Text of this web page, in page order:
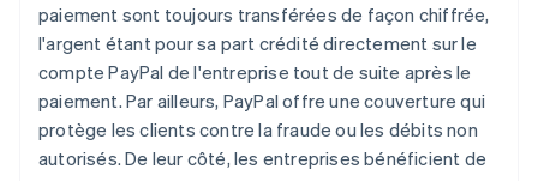
paiement sont toujours transférées de façon chiffrée,
l'argent étant pour sa part crédité directement sur le
compte PayPal de l'entreprise tout de suite après le
paiement. Par ailleurs, PayPal offre une couverture qui
protège les clients contre la fraude ou les débits non
autorisés. De leur côté, les entreprises bénéficient de